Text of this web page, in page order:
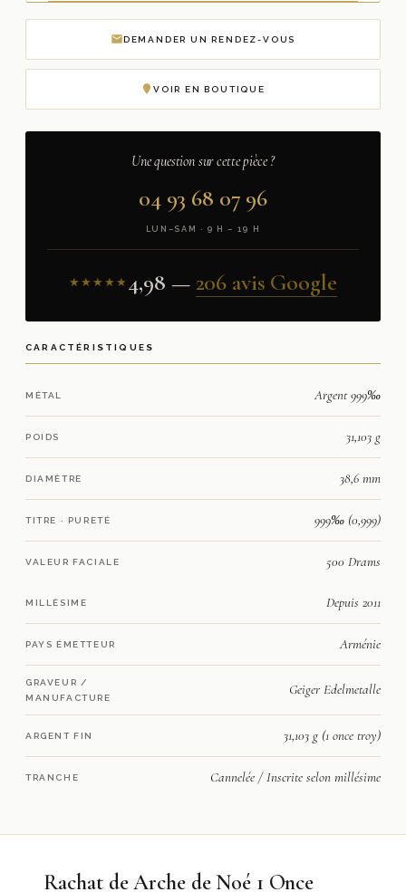
DEMANDER UN RENDEZ-VOUS
VOIR EN BOUTIQUE
Une question sur cette pièce ?
04 93 68 07 96
LUN–SAM · 9 H – 19 H
★★★★★4,98 —206 avis Google
CARACTÉRISTIQUES
MÉTAL Argent 999‰
POIDS 31,103 g
DIAMÈTRE 38,6 mm
TITRE · PURETÉ 999‰ (0,999)
VALEUR FACIALE 500 Drams
MILLÉSIME Depuis 2011
PAYS ÉMETTEUR Arménie
GRAVEUR /
MANUFACTURE
Geiger Edelmetalle
ARGENT FIN 31,103 g (1 once troy)
TRANCHE Cannelée / Inscrite selon millésime
Rachat de Arche de Noé 1 Once